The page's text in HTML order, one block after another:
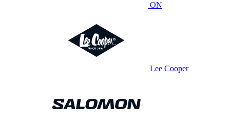
ON
Lee Cooper